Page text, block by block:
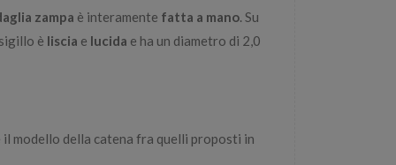
zampa è interamente fatta a mano. Su
è liscia e lucida e ha un diametro di 2,0
il modello della catena fra quelli proposti in